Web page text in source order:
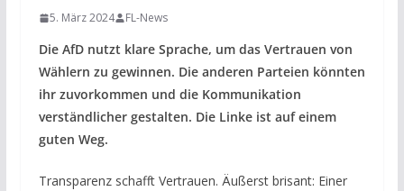
5. März 2024 FL-News
Die AfD nutzt klare Sprache, um das Vertrauen von
Wählern zu gewinnen. Die anderen Parteien könnten
ihr zuvorkommen und die Kommunikation
verständlicher gestalten. Die Linke ist auf einem
guten Weg.
Transparenz schafft Vertrauen. Äußerst brisant: Einer